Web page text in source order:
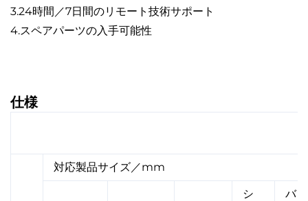
3.24時間／7日間のリモート技術サポート
4.スペアパーツの入手可能性
仕様
対応製品サイズ／mm
シ
バ